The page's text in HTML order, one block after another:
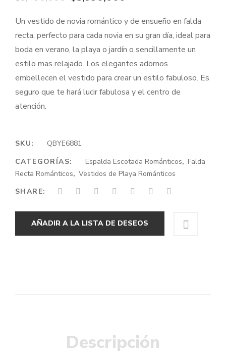
era:
$5,490,000.
actual
$3,990,000.
Un vestido de novia romántico y de ensueño en falda
recta, perfecto para cada novia en su gran día, ideal para
boda en verano, la playa o jardín o sencillamente un
estilo mas relajado. Los elegantes adornos
embellecen el vestido para crear un estilo fabuloso. Es
seguro que te hará lucir fabulosa y el centro de
atención.
SKU:
QBYE6881
CATEGORÍAS:
Espalda Escotada Románticos, Falda
Recta Románticos, Vestidos de Playa Románticos
SHARE:
AÑADIR A LA LISTA DE DESEOS
Descripción